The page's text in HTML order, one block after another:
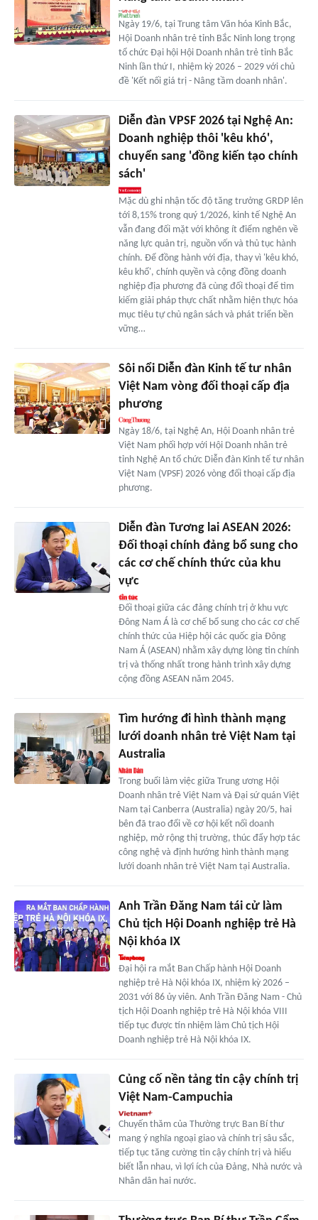
Ngày 19/6, tại Trung tâm Văn hóa Kinh Bắc,
Hội Doanh nhân trẻ tỉnh Bắc Ninh long trọng
tổ chức Đại hội Hội Doanh nhân trẻ tỉnh Bắc
Ninh lần thứ I, nhiệm kỳ 2026 – 2029 với chủ
đề 'Kết nối giá trị - Nâng tầm doanh nhân'.
Diễn đàn VPSF 2026 tại Nghệ An:
Doanh nghiệp thôi 'kêu khó',
chuyển sang 'đồng kiến tạo chính
sách'
Mặc dù ghi nhận tốc độ tăng trưởng GRDP lên
tới 8,15% trong quý 1/2026, kinh tế Nghệ An
vẫn đang đối mặt với không ít điểm nghẽn về
năng lực quản trị, nguồn vốn và thủ tục hành
chính. Để đồng hành với địa, thay vì 'kêu khó,
kêu khổ', chính quyền và cộng đồng doanh
nghiệp địa phương đã cùng đối thoại để tìm
kiếm giải pháp thực chất nhằm hiện thực hóa
mục tiêu tự chủ ngân sách và phát triển bền
vững…
Sôi nổi Diễn đàn Kinh tế tư nhân
Việt Nam vòng đối thoại cấp địa
phương
Ngày 18/6, tại Nghệ An, Hội Doanh nhân trẻ
Việt Nam phối hợp với Hội Doanh nhân trẻ
tỉnh Nghệ An tổ chức Diễn đàn Kinh tế tư nhân
Việt Nam (VPSF) 2026 vòng đối thoại cấp địa
phương.
Diễn đàn Tương lai ASEAN 2026:
Đối thoại chính đảng bổ sung cho
các cơ chế chính thức của khu
vực
Đối thoại giữa các đảng chính trị ở khu vực
Đông Nam Á là cơ chế bổ sung cho các cơ chế
chính thức của Hiệp hội các quốc gia Đông
Nam Á (ASEAN) nhằm xây dựng lòng tin chính
trị và thống nhất trong hành trình xây dựng
cộng đồng ASEAN năm 2045.
Tìm hướng đi hình thành mạng
lưới doanh nhân trẻ Việt Nam tại
Australia
Trong buổi làm việc giữa Trung ương Hội
Doanh nhân trẻ Việt Nam và Đại sứ quán Việt
Nam tại Canberra (Australia) ngày 20/5, hai
bên đã trao đổi về cơ hội kết nối doanh
nghiệp, mở rộng thị trường, thúc đẩy hợp tác
công nghệ và định hướng hình thành mạng
lưới doanh nhân trẻ Việt Nam tại Australia.
Anh Trần Đăng Nam tái cử làm
Chủ tịch Hội Doanh nghiệp trẻ Hà
Nội khóa IX
Đại hội ra mắt Ban Chấp hành Hội Doanh
nghiệp trẻ Hà Nội khóa IX, nhiệm kỳ 2026 –
2031 với 86 ủy viên. Anh Trần Đăng Nam - Chủ
tịch Hội Doanh nghiệp trẻ Hà Nội khóa VIII
tiếp tục được tín nhiệm làm Chủ tịch Hội
Doanh nghiệp trẻ Hà Nội khóa IX.
Củng cố nền tảng tin cậy chính trị
Việt Nam-Campuchia
Chuyến thăm của Thường trực Ban Bí thư
mang ý nghĩa ngoại giao và chính trị sâu sắc,
tiếp tục tăng cường tin cậy chính trị và hiểu
biết lẫn nhau, vì lợi ích của Đảng, Nhà nước và
Nhân dân hai nước.